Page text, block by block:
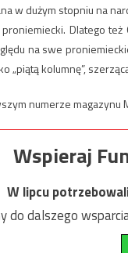
w dużym stopniu na
Dlatego
na swe
„piątą kolumnę”,
numerze
Wspieraj
W lipcu
do dalszego